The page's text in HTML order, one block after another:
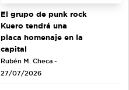
El grupo de punk rock
Kuero tendrá una
placa homenaje en la
capital
Rubén M. Checa -
27/07/2026